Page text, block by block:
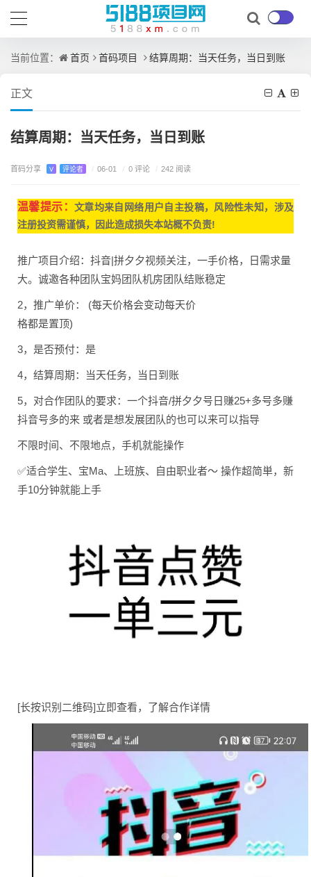
当前位置： 首页 首码项目 结算周期：当天任务，当日到账
正文
结算周期：当天任务，当日到账
首码分享 V 评论者 / 06-01 / 0 评论 / 242 阅读
温馨提示： 文章均来自网络用户自主投稿， 风险性未知，涉及
注册投资需谨慎，因此造成损失本站概不负责!
推广项目介绍：抖音|拼夕夕视频关注，一手价格，日需求量
大。诚邀各种团队宝妈团队机房团队结账稳定
2，推广单价： (每天价格会变动每天价
格都是置顶)
3，是否预付：是
4，结算周期：当天任务，当日到账
5，对合作团队的要求：一个抖音/拼夕夕号日赚25+多号多赚
抖音号多的来 或者是想发展团队的也可以来可以指导
不限时间、不限地点，手机就能操作
✅适合学生、宝Ma、上班族、自由职业者～ 操作超简単，新
手10分钟就能上手
[长按识别二维码]立即查看，了解合作详情